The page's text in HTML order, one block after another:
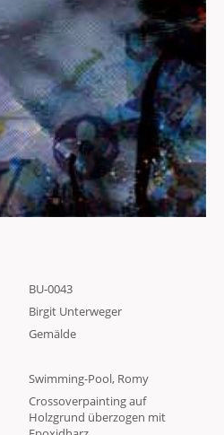
BU-0043
Birgit Unterweger
Gemälde
Swimming-Pool, Romy
Crossoverpainting auf
Holzgrund überzogen mit